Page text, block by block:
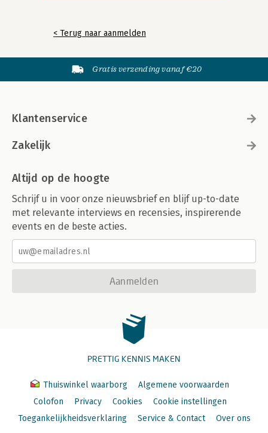
< Terug naar aanmelden
Gratis verzending vanaf €20
Klantenservice
Zakelijk
Altijd op de hoogte
Schrijf u in voor onze nieuwsbrief en blijf up-to-date
met relevante interviews en recensies, inspirerende
events en de beste acties.
Aanmelden
PRETTIG KENNIS MAKEN
Thuiswinkel waarborg
Algemene voorwaarden
Colofon
Privacy Cookies
Cookie instellingen
Toegankelijkheidsverklaring
Service & Contact Over ons